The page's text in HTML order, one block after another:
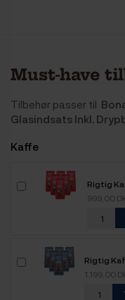
Must-have
Tilbehør passer til
Glasindsats Inkl.
Kaffe
Rigtig
999,00
Rigtig
1.199,00